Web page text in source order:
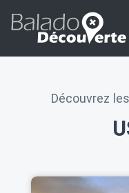
Découvrez